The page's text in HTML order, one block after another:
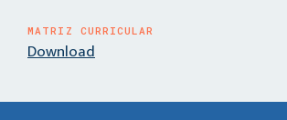
MATRIZ CURRICULAR
Download